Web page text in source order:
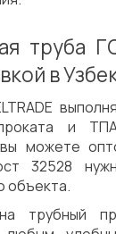
труба
в
и
можете
32528
объекта.
трубный